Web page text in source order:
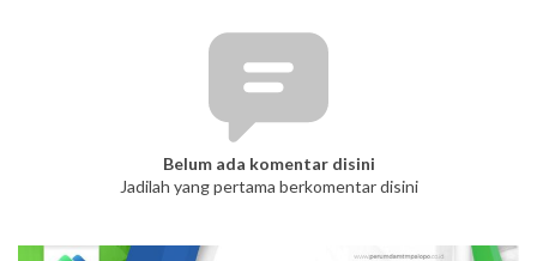
Belum ada komentar disini
Jadilah yang pertama berkomentar disini